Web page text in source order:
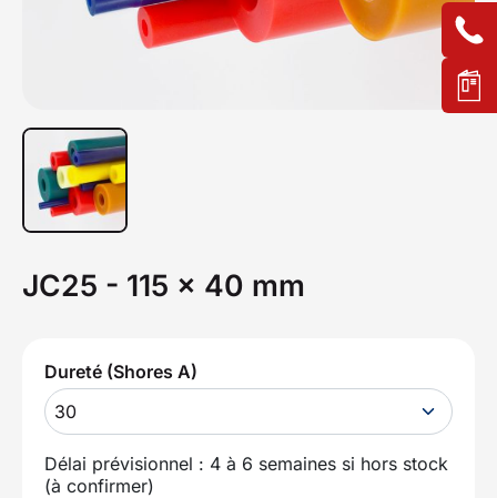
JC25 - 115 x 40 mm
Dureté (Shores A)
30
Délai prévisionnel : 4 à 6 semaines si hors stock
(à confirmer)